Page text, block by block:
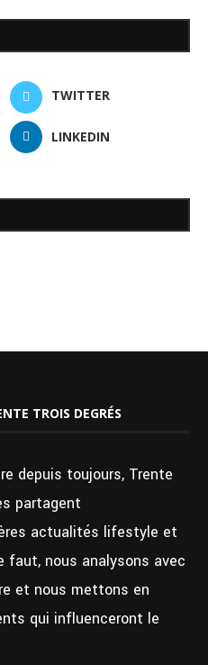
TWITTER
LINKEDIN
TROIS DEGRÉS
depuis toujours, Trente
partagent
actualités lifestyle et
faut, nous analysons avec
et nous mettons en
qui influenceront le